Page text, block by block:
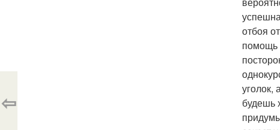
отбоя
помощь
уголок,
будешь
⇦